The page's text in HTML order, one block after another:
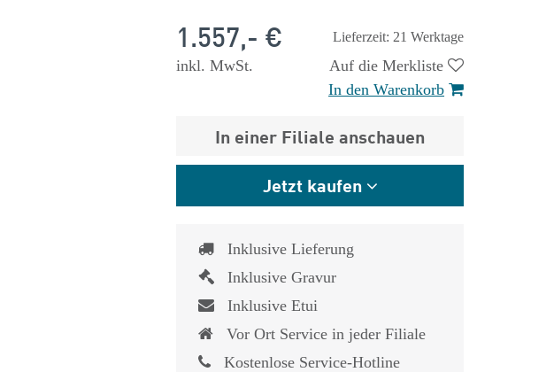
1.825,- €
Lieferzeit: 21 Werktage
1.557,- €
inkl. MwSt.
Auf die Merkliste
In den Warenkorb
In einer Filiale anschauen
Jetzt kaufen
Inklusive Lieferung
Inklusive Gravur
Inklusive Etui
Vor Ort Service in jeder Filiale
Kostenlose Service-Hotline